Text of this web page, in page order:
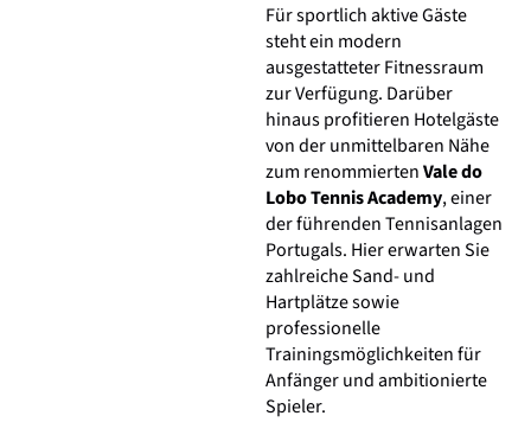
Für sportlich aktive Gäste
steht ein modern
ausgestatteter Fitnessraum
zur Verfügung. Darüber
hinaus profitieren Hotelgäste
von der unmittelbaren Nähe
zum renommiertenVale do
Lobo Tennis Academy, einer
der führenden Tennisanlagen
Portugals. Hier erwarten Sie
zahlreiche Sand- und
Hartplätze sowie
professionelle
Trainingsmöglichkeiten für
Anfänger und ambitionierte
Spieler.